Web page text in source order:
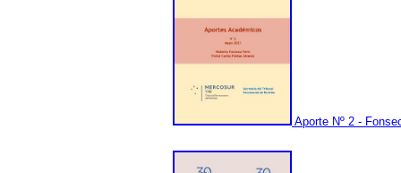
Aporte Nº 2 -